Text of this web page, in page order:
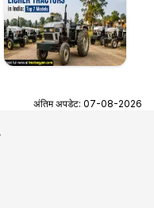
अंतिम अपडेट: 07-08-2026